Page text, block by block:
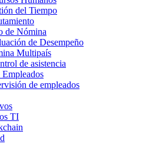
del Tiempo
de Nómina
de Desempeño
Multipaís
de asistencia
de empleados
TI